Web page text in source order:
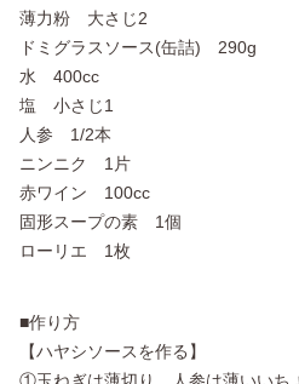
薄力粉 大さじ2
ドミグラスソース(缶詰) 290g
水 400cc
塩 小さじ1
人参 1/2本
ニンニク 1片
赤ワイン 100cc
固形スープの素 1個
ローリエ 1枚
■作り方
【ハヤシソースを作る】